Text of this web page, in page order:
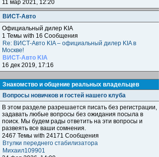
11 мар 2021, 12:20
ВИСТ-Авто
Официальный дилер KIA
1 Темы with 16 Сообщения
Re: ВИСТ-Авто KIA – официальный дилер KIA в
Москве!
ВИСТ-Авто KIA
16 дек 2019, 17:16
Знакомство и общение реальных владельцев
Вопросы новичков и гостей нашего клуба
В этом разделе разрешается писать без регистрации,
задавать любые вопросы без ожидания посыла в
поиск. Мы будем рады ответить на эти вопросы и
развеять все ваши сомнения.
2467 Темы with 24171 Сообщения
Втулки переднего стабилизатора
Михаил109901